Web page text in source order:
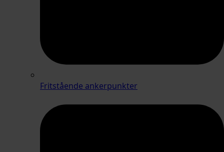
Fritstående ankerpunkter